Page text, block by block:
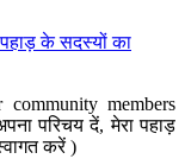
के सदस्यों का
members
परिचय दें, मेरा पहाड़
करें )